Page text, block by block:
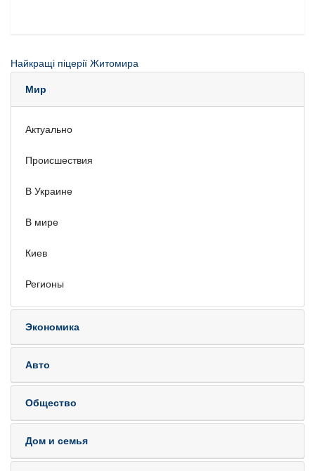
Найкращі піцерії Житомира
Мир
Актуально
Происшествия
В Украине
В мире
Киев
Регионы
Экономика
Авто
Общество
Дом и семья